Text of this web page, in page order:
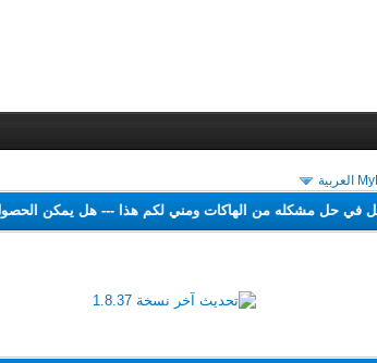
سهل في حل مشكله من الهاكات ومني لكم هذا---هل يمكن